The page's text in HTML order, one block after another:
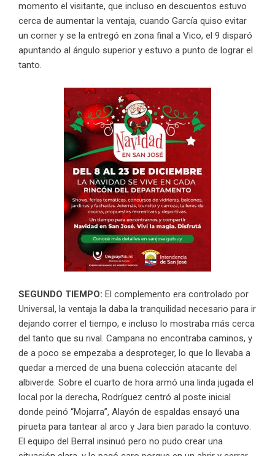
momento el visitante, que incluso en descuentos estuvo
cerca de aumentar la ventaja, cuando García quiso evitar
un corner y se la entregó en zona final a Vico, el 9 disparó
apuntando al ángulo superior y estuvo a punto de lograr el
tanto.
SEGUNDO TIEMPO: El complemento era controlado por
Universal, la ventaja la daba la tranquilidad necesario para ir
dejando correr el tiempo, e incluso lo mostraba más cerca
del tanto que su rival. Campana no encontraba caminos, y
de a poco se empezaba a desproteger, lo que lo llevaba a
quedar a merced de una buena colección atacante del
albiverde. Sobre el cuarto de hora armó una linda jugada el
local por la derecha, Rodríguez centró al poste inicial
donde peinó “Mojarra”, Alayón de espaldas ensayó una
pirueta para tantear al arco y Jara bien parado la contuvo.
El equipo del Berral insinuó pero no pudo crear una